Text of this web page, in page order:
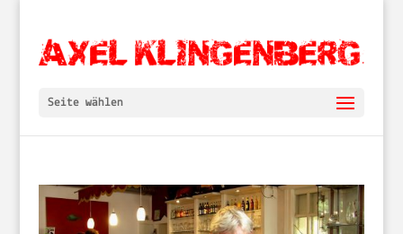
Seite wählen